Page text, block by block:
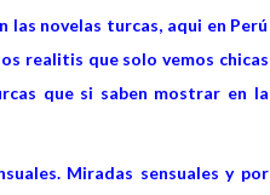
las novelas turcas, aqui en Perú
realitis que solo vemos chicas
que si saben mostrar en la
Miradas sensuales y por